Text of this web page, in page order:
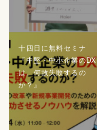
十四日に無料セミナ
『中堅・中小企業のDX
は、何故失敗するの
か？』